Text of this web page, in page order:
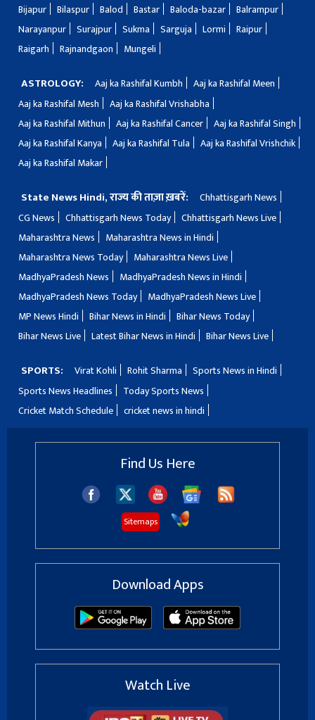
Bijapur
Bilaspur Balod Bastar Baloda-bazar
Balrampur
Narayanpur
Surajpur Sukma Sarguja Lormi
Raipur
Raigarh
Rajnandgaon Mungeli
ASTROLOGY: Aaj ka Rashifal Kumbh
Aaj ka Rashifal Meen
Aaj ka Rashifal Mesh
Aaj ka Rashifal Vrishabha
Aaj ka Rashifal Mithun
Aaj ka Rashifal Cancer
Aaj ka Rashifal Singh
Aaj ka Rashifal Kanya
Aaj ka Rashifal Tula
Aaj ka Rashifal Vrishchik
Aaj ka Rashifal Makar
State News Hindi, राज्य की ताज़ा ख़बरें:
Chhattisgarh News
CG News
Chhattisgarh News Today
Chhattisgarh News Live
Maharashtra News
Maharashtra News in Hindi
Maharashtra News Today
Maharashtra News Live
MadhyaPradesh News
MadhyaPradesh News in Hindi
MadhyaPradesh News Today
MadhyaPradesh News Live
MP News Hindi
Bihar News in Hindi
Bihar News Today
Bihar News Live
Latest Bihar News in Hindi Bihar News Live
SPORTS: Virat Kohli Rohit Sharma
Sports News in Hindi
Sports News Headlines
Today Sports News
Cricket Match Schedule
cricket news in hindi
Find Us Here
Sitemaps
Download Apps
Watch Live